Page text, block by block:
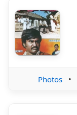
Photos •